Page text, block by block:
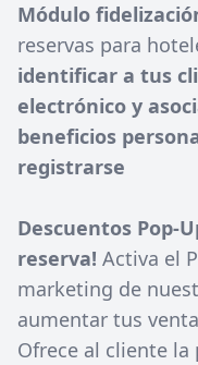
Módulo
reservas para
identificar a tus
electrónico y
beneficios
registrarse
Descuentos Pop-
reserva! Activa el
marketing de
aumentar tus
Ofrece al cliente